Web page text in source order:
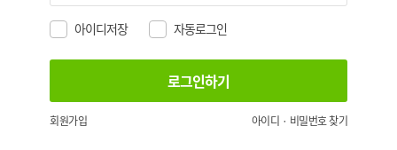
아이디저장 자동로그인
회원가입 아이디 · 비밀번호 찾기